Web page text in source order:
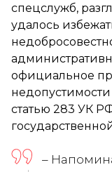
спецслужб,
удалось
официальное
статью 283 УК
–